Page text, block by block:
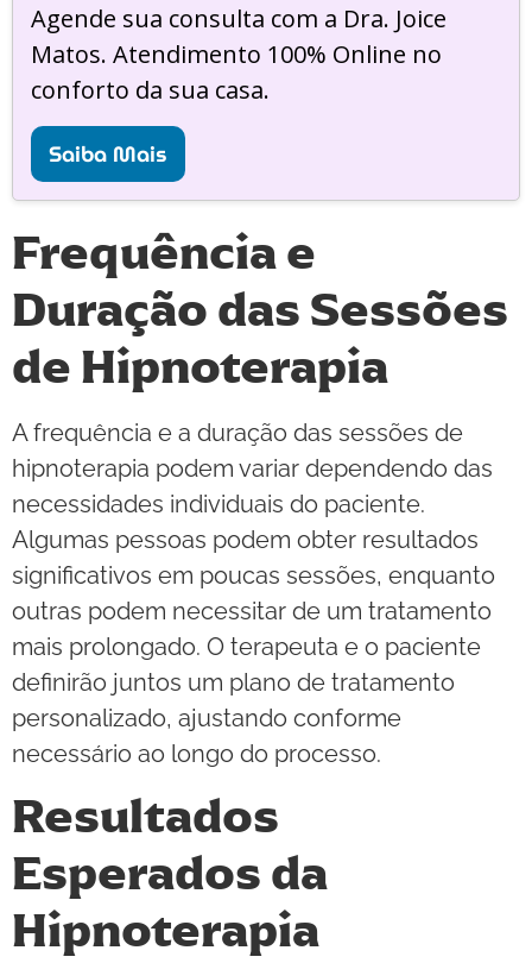
Agende sua consulta com a Dra. Joice
Matos. Atendimento 100% Online no
conforto da sua casa.
Saiba Mais
Frequência e
Duração das Sessões
de Hipnoterapia
A frequência e a duração das sessões de
hipnoterapia podem variar dependendo das
necessidades individuais do paciente.
Algumas pessoas podem obter resultados
significativos em poucas sessões, enquanto
outras podem necessitar de um tratamento
mais prolongado. O terapeuta e o paciente
definirão juntos um plano de tratamento
personalizado, ajustando conforme
necessário ao longo do processo.
Resultados
Esperados da
Hipnoterapia